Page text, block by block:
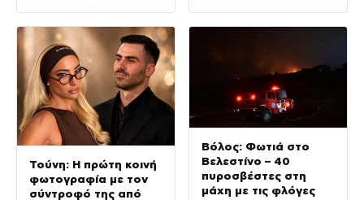
Τούνη: Η πρώτη κοινή
φωτογραφία με τον
σύντροφό της από
Βόλος: Φωτιά στο
Βελεστίνο – 40
πυροσβέστες στη
μάχη με τις φλόγες